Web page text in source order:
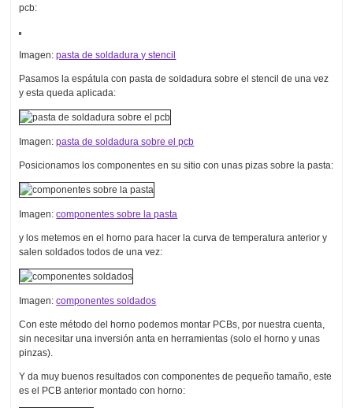
pcb:
Imagen:pasta de soldadura y stencil
Pasamos la espátula con pasta de soldadura sobre el stencil de una vez
y esta queda aplicada:
Imagen:pasta de soldadura sobre el pcb
Posicionamos los componentes en su sitio con unas pizas sobre la pasta:
Imagen:componentes sobre la pasta
y los metemos en el horno para hacer la curva de temperatura anterior y
salen soldados todos de una vez:
Imagen:componentes soldados
Con este método del horno podemos montar PCBs, por nuestra cuenta,
sin necesitar una inversión anta en herramientas (solo el horno y unas
pinzas).
Y da muy buenos resultados con componentes de pequeño tamaño, este
es el PCB anterior montado con horno: